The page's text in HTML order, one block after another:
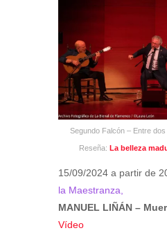
Segundo Falcón – Entre
Reseña: La belleza
15/09/2024 a partir de
la Maestranza,
MANUEL LIÑÁN –
Vídeo